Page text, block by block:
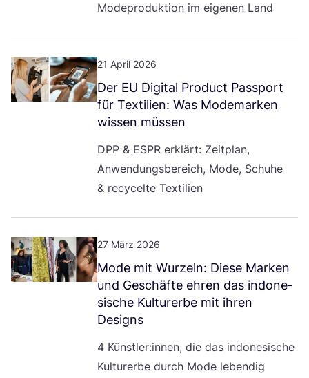
Mode­pro­duk­ti­on im eige­nen Land
21 April 2026
Der EU Digi­tal Pro­duct Pass­port
für Tex­ti­li­en: Was Mode­mar­ken
wis­sen müssen
DPP & ESPR erklärt: Zeit­plan,
Anwen­dungs­be­reich, Mode, Schu­he
& recy­cel­te Textilien
27 März 2026
Mode mit Wur­zeln: Die­se Mar­ken
und Geschäf­te ehren das indo­ne­
si­sche Kul­tur­er­be mit ihren
Designs
4 Künstler:innen, die das indo­ne­si­sche
Kul­tur­er­be durch Mode leben­dig